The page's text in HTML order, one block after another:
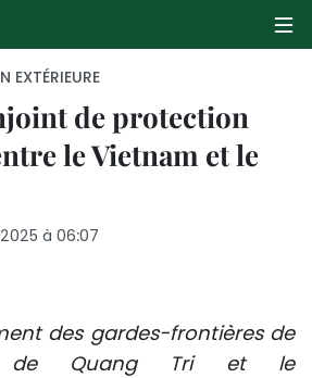
PAGE D'ACCUEIL
CULTURE
EXTÉRIEURE
de protection
le Vietnam et le
à 06:07
des gardes-frontières de
de Quang Tri et le